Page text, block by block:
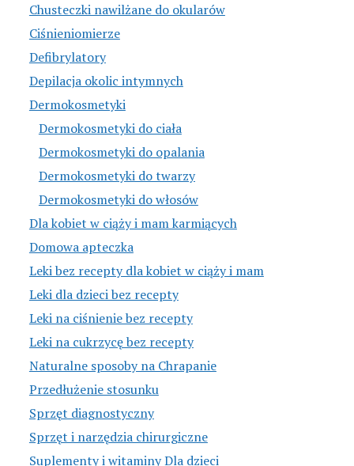
Chusteczki nawilżane do okularów
Ciśnieniomierze
Defibrylatory
Depilacja okolic intymnych
Dermokosmetyki
Dermokosmetyki do ciała
Dermokosmetyki do opalania
Dermokosmetyki do twarzy
Dermokosmetyki do włosów
Dla kobiet w ciąży i mam karmiących
Domowa apteczka
Leki bez recepty dla kobiet w ciąży i mam
Leki dla dzieci bez recepty
Leki na ciśnienie bez recepty
Leki na cukrzycę bez recepty
Naturalne sposoby na Chrapanie
Przedłużenie stosunku
Sprzęt diagnostyczny
Sprzęt i narzędzia chirurgiczne
Suplementy i witaminy Dla dzieci